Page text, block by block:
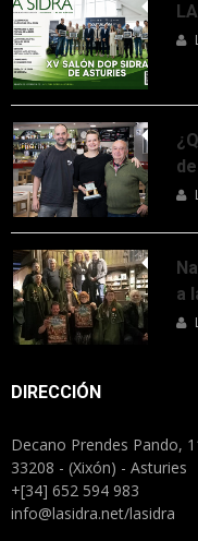
a
DIRECCIÓN
Decano Prendes Pando,
33208 - (Xixón) - Asturies
+[34] 652 594 983
info@lasidra.net/lasidra